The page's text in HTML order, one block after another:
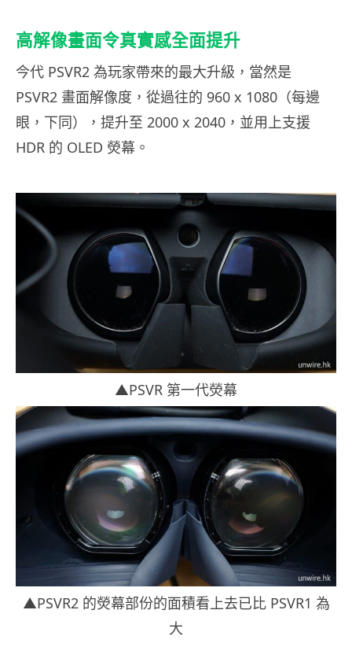
高解像畫面令真實感全面提升
今代 PSVR2 為玩家帶來的最大升級，當然是
PSVR2 畫面解像度，從過往的 960 x 1080（每邊
眼，下同），提升至 2000 x 2040，並用上支援
HDR 的 OLED 熒幕。
▲PSVR 第一代熒幕
▲PSVR2 的熒幕部份的面積看上去已比 PSVR1 為
大